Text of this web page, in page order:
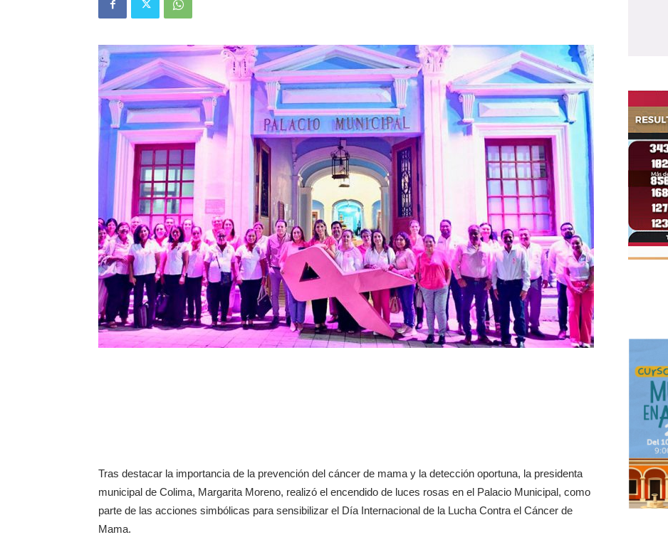
Tras destacar la importancia de la prevención del cáncer de mama y la detección oportuna, la presidenta
municipal de Colima, Margarita Moreno, realizó el encendido de luces rosas en el Palacio Municipal, como
parte de las acciones simbólicas para sensibilizar el Día Internacional de la Lucha Contra el Cáncer de
Mama.